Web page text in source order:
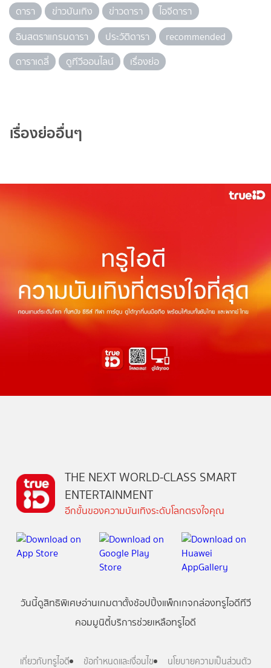
ดารา ข่าวบันเทิง ข่าวดารา
ไอจีดารา
อินสตราแกรมดารา
ประวัติดารา
recommended
ดาราเดลี่
ดูทีวีออนไลน์ เรื่องย่อ
เรื่องย่ออื่นๆ
THE NEXT WORLD-CLASS SMART
ENTERTAINMENT
อีกขั้นของความบันเทิงระดับโลกตรงใจคุณ
วันนี้ดูสิทธิพิเศษอ่านเกมตาตั้งช้อปปิ้งแพ็กเกจกล่องทรูไอดีทีวี
คอมมูนิตี้บริการช่วยเหลือทรูไอดี
เกี่ยวกับทรูไอดี ข้อกำหนดและเงื่อนไข นโยบายความเป็นส่วนตัว